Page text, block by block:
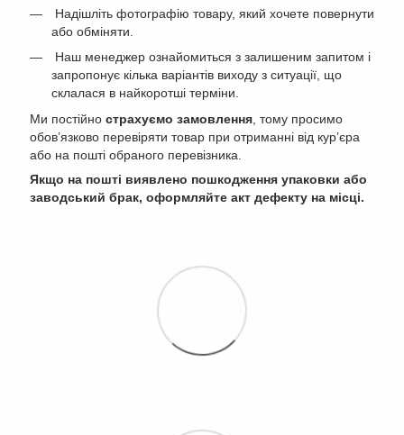
Надішліть фотографію товару, який хочете повернути
або обміняти.
Наш менеджер ознайомиться з залишеним запитом і
запропонує кілька варіантів виходу з ситуації, що
склалася в найкоротші терміни.
Ми постійно страхуємо замовлення , тому просимо
обов’язково перевіряти товар при отриманні від кур’єра
або на пошті обраного перевізника.
Якщо на пошті виявлено пошкодження упаковки або
заводський брак, оформляйте акт дефекту на місці.